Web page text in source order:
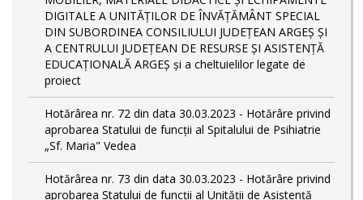
DIGITALE A UNITĂȚILOR DE ÎNVĂȚĂMÂNT SPECIAL
DIN SUBORDINEA CONSILIULUI JUDEȚEAN ARGEȘ ȘI
A CENTRULUI JUDEȚEAN DE RESURSE ȘI ASISTENȚĂ
EDUCAȚIONALĂ ARGEȘ și a cheltuielilor legate de
proiect
Hotărârea nr. 72 din data 30.03.2023 - Hotărâre privind
aprobarea Statului de funcţii al Spitalului de Psihiatrie
„Sf. Maria" Vedea
Hotărârea nr. 73 din data 30.03.2023 - Hotărâre privind
aprobarea Statului de funcții al Unității de Asistență